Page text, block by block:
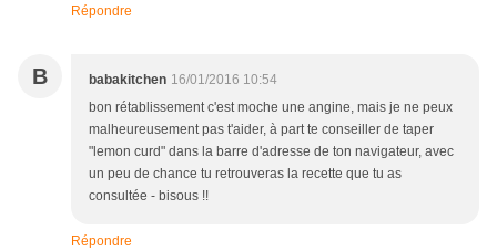
Répondre
B babakitchen 16/01/2016 10:54
bon rétablissement c'est moche une angine, mais je ne peux
malheureusement pas t'aider, à part te conseiller de taper
"lemon curd" dans la barre d'adresse de ton navigateur, avec
un peu de chance tu retrouveras la recette que tu as
consultée - bisous !!
Répondre